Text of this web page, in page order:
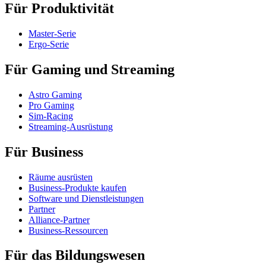
Für Produktivität
Master-Serie
Ergo-Serie
Für Gaming und Streaming
Astro Gaming
Pro Gaming
Sim-Racing
Streaming-Ausrüstung
Für Business
Räume ausrüsten
Business-Produkte kaufen
Software und Dienstleistungen
Partner
Alliance-Partner
Business-Ressourcen
Für das Bildungswesen